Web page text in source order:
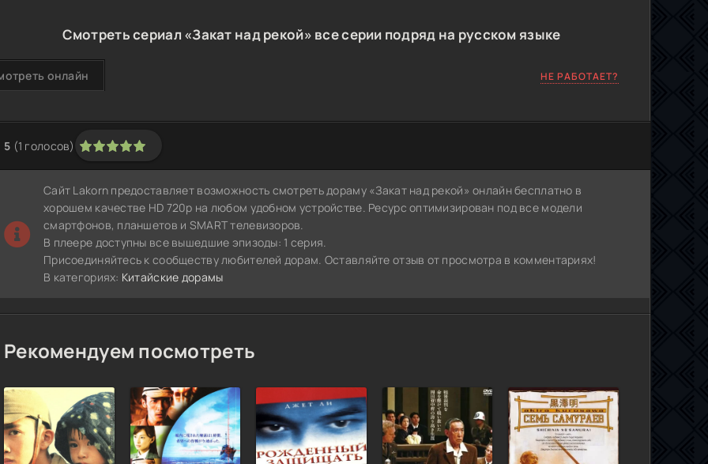
Смотреть сериал «Закат над рекой» все серии подряд на русском языке
онлайн НЕ РАБОТАЕТ?
5 (1 голосов)
2 3 4 5
Сайт Lakorn предоставляет возможность смотреть дораму «Закат над рекой» онлайн бесплатно в
хорошем качестве HD 720p на любом удобном устройстве. Ресурс оптимизирован под все модели
смартфонов, планшетов и SMART телевизоров.
В плеере доступны все вышедшие эпизоды: 1 серия.
Присоединяйтесь к сообществу любителей дорам. Оставляйте отзыв от просмотра в комментариях!
В категориях: Китайские дорамы
Рекомендуем посмотреть